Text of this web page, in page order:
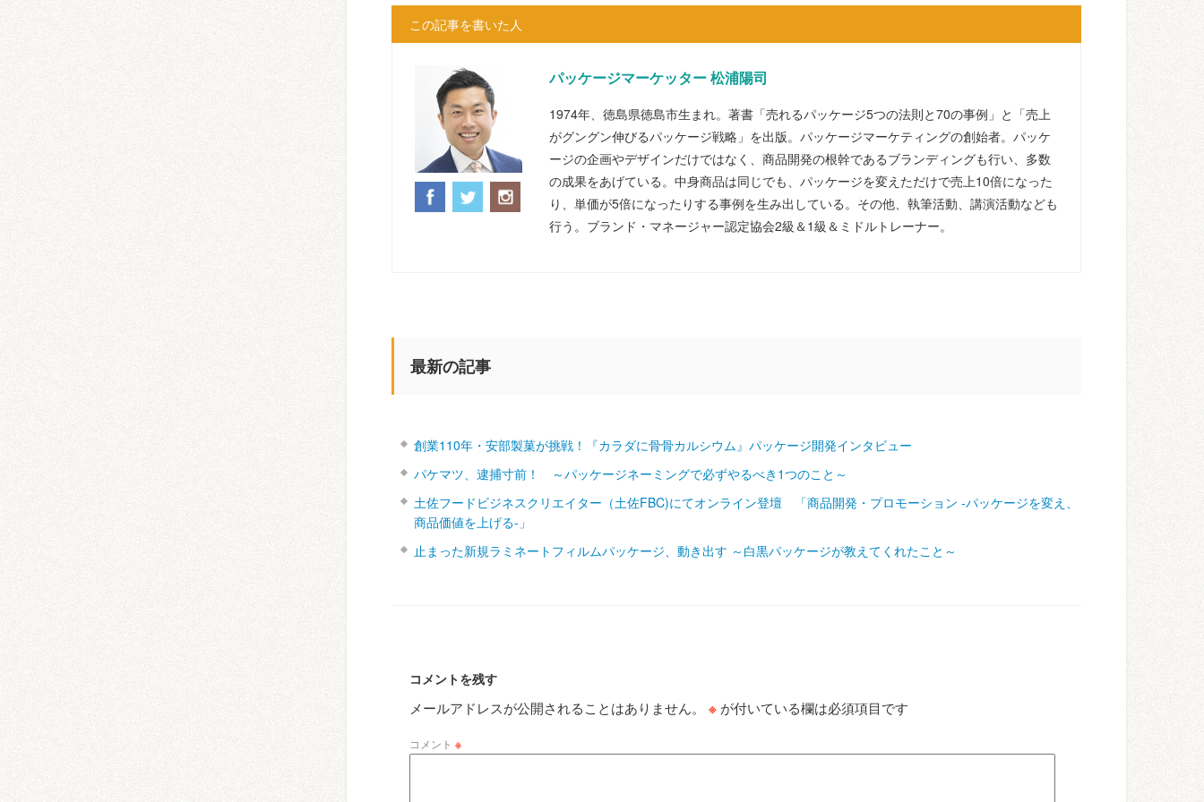
この記事を書いた人
パッケージマーケッター 松浦陽司
1974年、徳島県徳島市生まれ。著書「売れるパッケージ5つの法則と70の事例」と「売上
がグングン伸びるパッケージ戦略」を出版。パッケージマーケティングの創始者。パッケ
ージの企画やデザインだけではなく、商品開発の根幹であるブランディングも行い、多数
の成果をあげている。中身商品は同じでも、パッケージを変えただけで売上10倍になった
り、単価が5倍になったりする事例を生み出している。その他、執筆活動、講演活動なども
行う。ブランド・マネージャー認定協会2級＆1級＆ミドルトレーナー。
最新の記事
創業110年・安部製菓が挑戦！『カラダに骨骨カルシウム』パッケージ開発インタビュー
パケマツ、逮捕寸前！ ～パッケージネーミングで必ずやるべき1つのこと～
土佐フードビジネスクリエイター（土佐FBC)にてオンライン登壇 「商品開発・プロモーション ‐パッケージを変え、
商品価値を上げる‐」
止まった新規ラミネートフィルムパッケージ、動き出す ～白黒パッケージが教えてくれたこと～
コメントを残す
メールアドレスが公開されることはありません。 ※ が付いている欄は必須項目です
コメント ※